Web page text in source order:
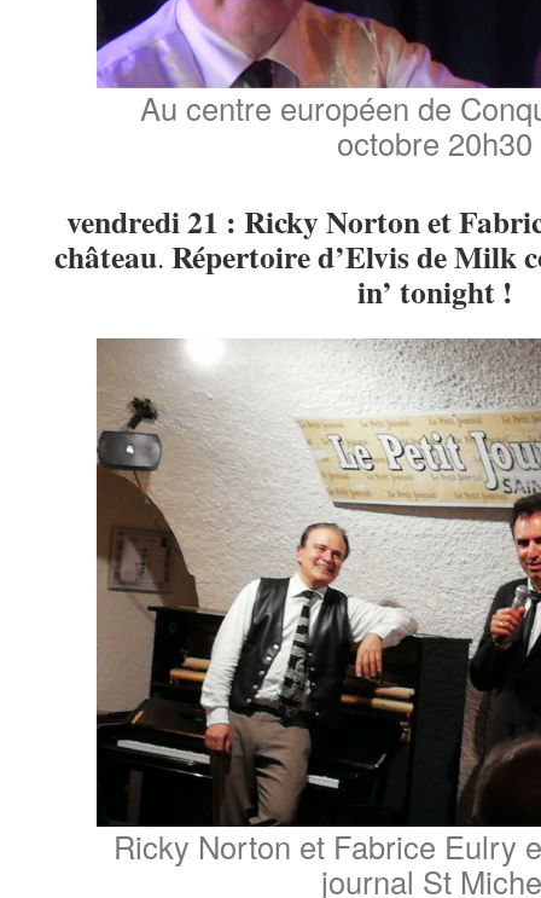
Au centre européen de
octobre 20h30
vendredi 21 : Ricky Norton et
château. Répertoire d’Elvis de Milk
in’ tonight !
Ricky Norton et Fabrice Eulry
journal St